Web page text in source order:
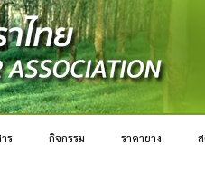
ร กิจกรรม ราคายาง